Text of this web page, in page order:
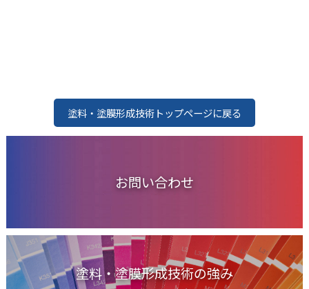
塗料・塗膜形成技術トップページに戻る
お問い合わせ
塗料・塗膜形成技術の強み